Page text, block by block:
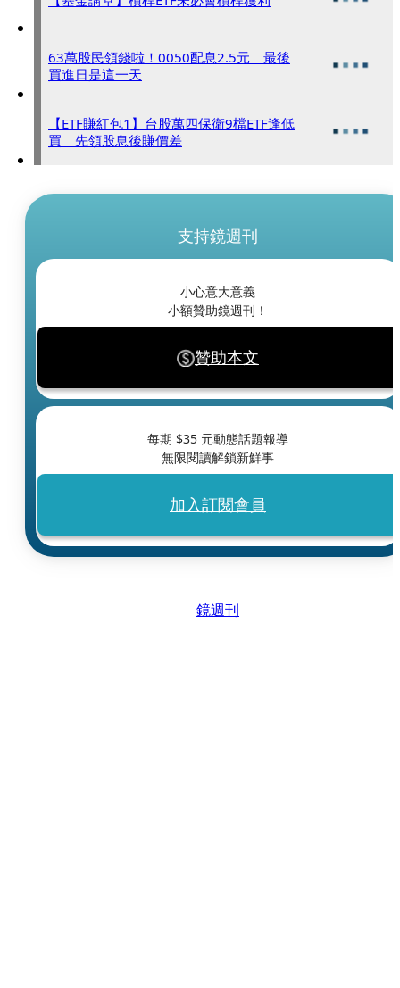
63萬股民領錢啦！0050配息2.5元 最後
買進日是這一天
【ETF賺紅包1】台股萬四保衛9檔ETF逢低
買 先領股息後賺價差
支持鏡週刊
小心意大意義
小額贊助鏡週刊！
贊助本文
每期 $35 元動態話題報導
無限閱讀解鎖新鮮事
加入訂閱會員
鏡週刊